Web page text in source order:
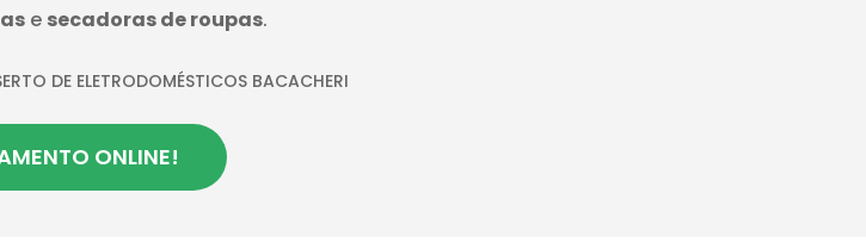
e secadoras de roupas.
DE ELETRODOMÉSTICOS BACACHERI
ONLINE!